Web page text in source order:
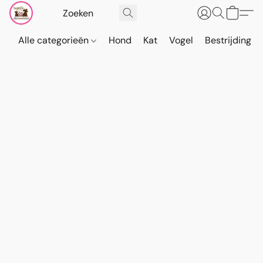
Alle categorieën Hond Kat Vogel Bestrijding